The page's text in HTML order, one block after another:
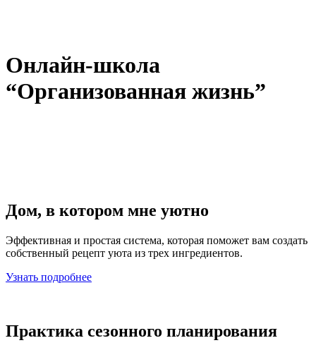
Онлайн-школа
“Организованная жизнь”
Дом, в котором мне уютно
Эффективная и простая система, которая поможет вам создать
собственный рецепт уюта из трех ингредиентов.
Узнать подробнее
Практика сезонного планирования